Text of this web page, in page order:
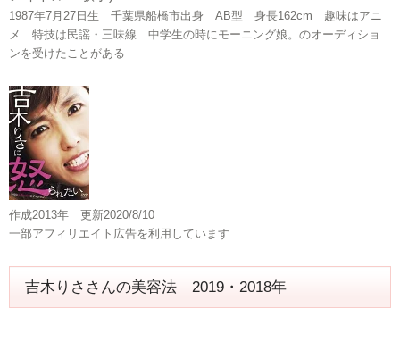
1987年7月27日生 千葉県船橋市出身 AB型 身長162cm 趣味はアニ
メ 特技は民謡・三味線 中学生の時にモーニング娘。のオーディショ
ンを受けたことがある
作成2013年 更新2020/8/10
一部アフィリエイト広告を利用しています
吉木りささんの美容法 2019・2018年